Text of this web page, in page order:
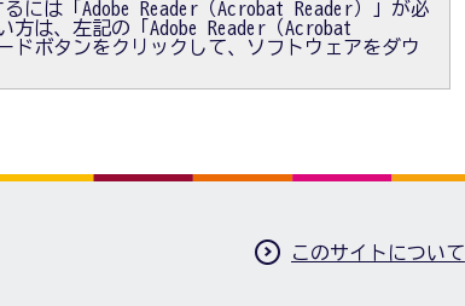
るには「Adobe Reader（Acrobat Reader）」が必
方は、左記の「Adobe Reader（Acrobat
ドボタンをクリックして、ソフトウェアをダウ
このサイトについて